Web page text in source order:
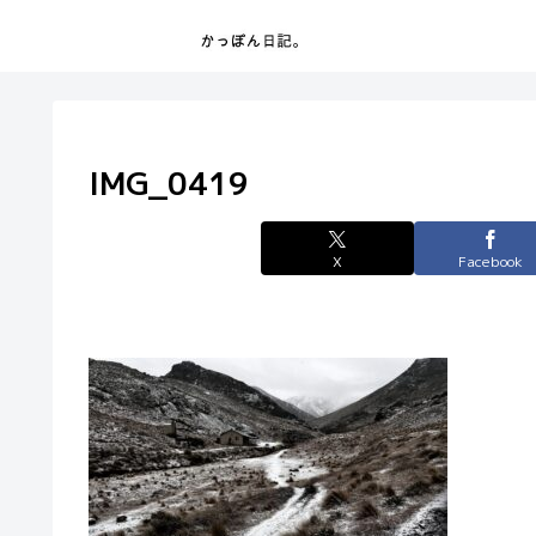
IMG_0419
X Facebook